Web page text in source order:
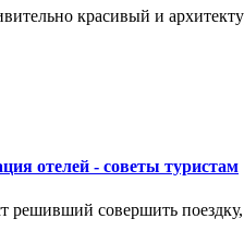
красивый и
отелей - cоветы туристам
решивший совершить